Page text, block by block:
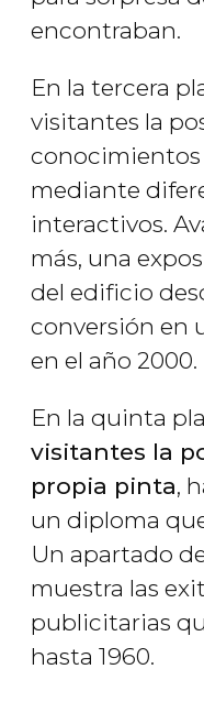
encontraban.
En la tercera
visitantes la
conocimientos
mediante
interactivos.
más, una
del edificio
conversión en
en el año 2000.
En la quinta
visitantes la
propia pinta,
un diploma
Un apartado
muestra las
publicitarias
hasta 1960.